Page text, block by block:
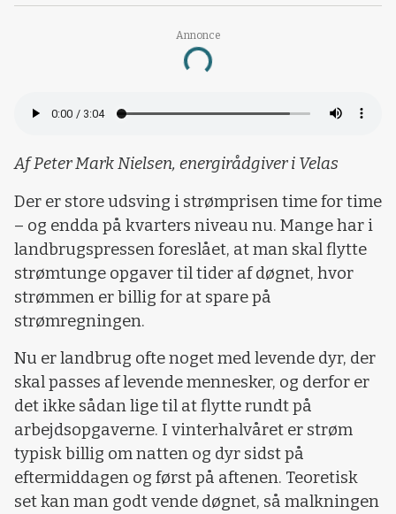
Annonce
Loading...
Af Peter Mark Nielsen, energirådgiver i Velas
Der er store udsving i strømprisen time for time
– og endda på kvarters niveau nu. Mange har i
landbrugspressen foreslået, at man skal flytte
strømtunge opgaver til tider af døgnet, hvor
strømmen er billig for at spare på
strømregningen.
Nu er landbrug ofte noget med levende dyr, der
skal passes af levende mennesker, og derfor er
det ikke sådan lige til at flytte rundt på
arbejdsopgaverne. I vinterhalvåret er strøm
typisk billig om natten og dyr sidst på
eftermiddagen og først på aftenen. Teoretisk
set kan man godt vende døgnet, så malkningen